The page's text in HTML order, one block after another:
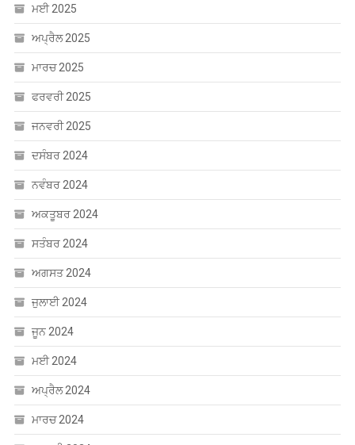
ਫਰਵਰੀ 2025
ਜਨਵਰੀ 2025
ਦਸੰਬਰ 2024
ਨਵੰਬਰ 2024
ਅਕਤੂਬਰ 2024
ਸਤੰਬਰ 2024
ਅਗਸਤ 2024
ਜੁਲਾਈ 2024
ਜੂਨ 2024
ਮਈ 2024
ਅਪ੍ਰੈਲ 2024
ਮਾਰਚ 2024
ਫਰਵਰੀ 2024
ਜਨਵਰੀ 2024
ਦਸੰਬਰ 2023